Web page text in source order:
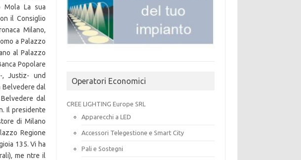
Mola La sua
il Consiglio
Milano,
a Palazzo
al Palazzo
Popolare
, Justiz- und
Belvedere dal
dal
Il presidente
di Milano
Regione
135. Vi ha
me ntre il
Operatori Economici
CREE LIGHTING Europe SRL
Apparecchi a LED
Accessori Telegestione e Smart City
Pali e Sostegni